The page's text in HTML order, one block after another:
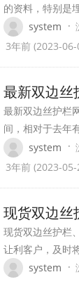
的资料，特别是
准确位置，在施
施造成任何破坏
system ·
3年前 (2023-
最新双边丝
最新双边丝护栏
间，相对于去年
的双边护栏网是
元包括1.8*3米的
3-6元之间，山
system ·
3年前 (2023-
现货双边丝
现货双边丝护栏
让利客户，及时
需采购。现货双
system ·